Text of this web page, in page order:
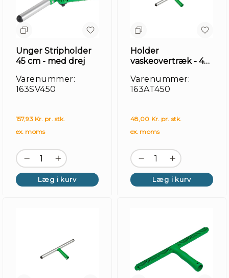
Unger Stripholder
45 cm - med drej
Varenummer:
163SV450
157,93 Kr. pr. stk.
ex. moms
Læg i kurv
Holder
vaskeovertræk - 45
Varenummer:
163AT450
48,00 Kr. pr. stk.
ex. moms
Læg i kurv